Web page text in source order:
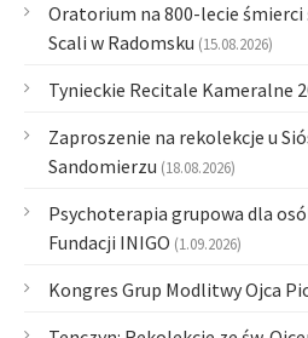
Oratorium na 800-lecie śmierci
Scali w Radomsku (15.08.2026)
Tynieckie Recitale Kameralne
Zaproszenie na rekolekcje u
Sandomierzu (18.08.2026)
Psychoterapia grupowa dla
Fundacji INIGO (1.09.2026)
Kongres Grup Modlitwy Ojca